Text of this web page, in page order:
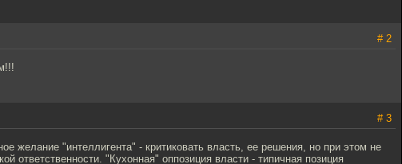
# 2
# 3
желание "интеллигента" - критиковать власть, ее решения, но при этом не
ответственности. "Кухонная" оппозиция власти - типичная позиция